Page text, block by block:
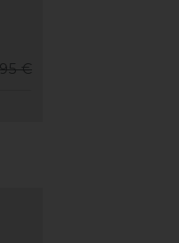
€